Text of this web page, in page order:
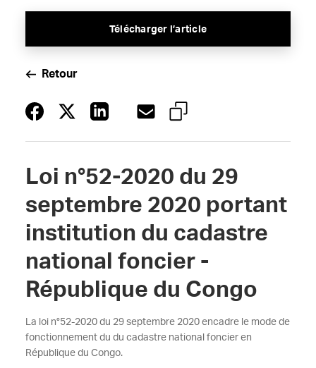
Télécharger l’article
Retour
Loi n°52-2020 du 29
septembre 2020 portant
institution du cadastre
national foncier -
République du Congo
La loi n°52-2020 du 29 septembre 2020 encadre le mode de
fonctionnement du du cadastre national foncier en
République du Congo.